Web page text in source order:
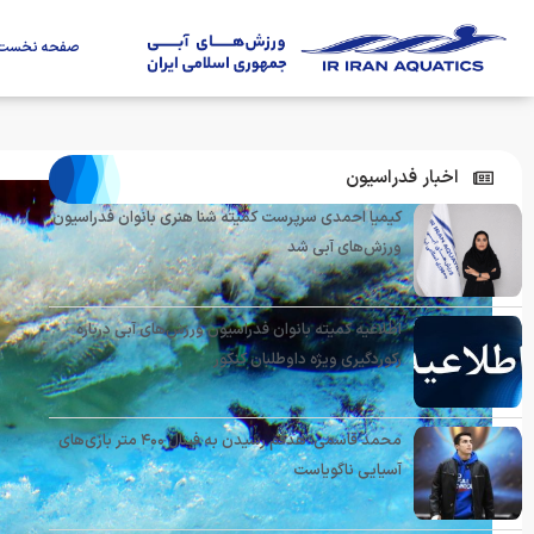
صفحه
اخبار فدراسیون
کیمیا احمدی سرپرست کمیته شنا هنری بانوان فدراسیون
ورزش‌های آبی شد
اطلاعیه کمیته بانوان فدراسیون ورزش‌های آبی درباره
رکوردگیری ویژه داوطلبان کنکور
محمد قاسمی: هدفم رسیدن به فینال ۴۰۰ متر بازی‌های
آسیایی ناگویاست